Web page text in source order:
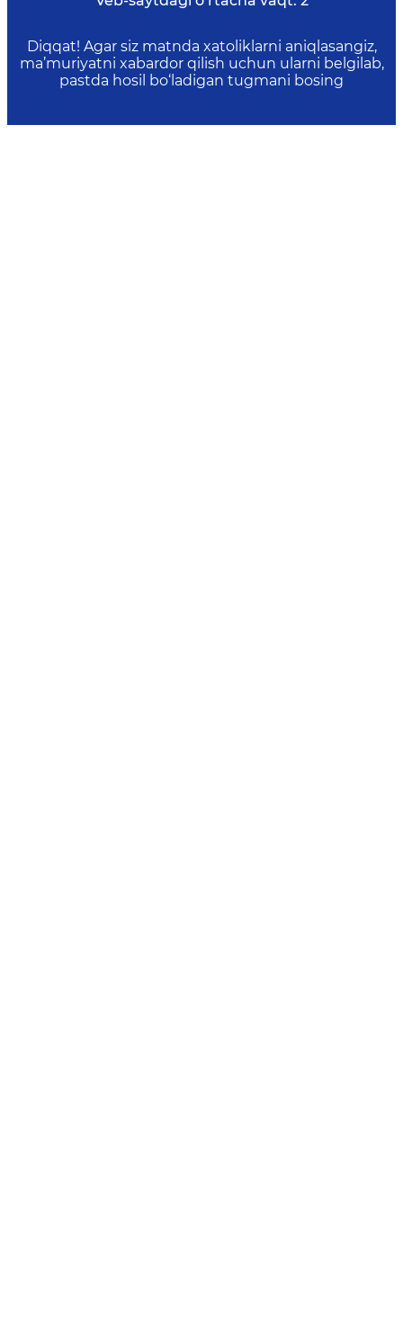
Diqqat! Agar siz matnda xatoliklarni aniqlasangiz,
ma’muriyatni xabardor qilish uchun ularni belgilab,
pastda hosil bo‘ladigan tugmani bosing